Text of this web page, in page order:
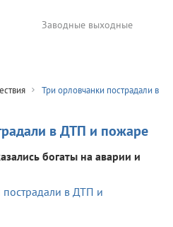
Заводные выходные
Три орловчанки пострадали в
в ДТП и пожаре
богаты на аварии и